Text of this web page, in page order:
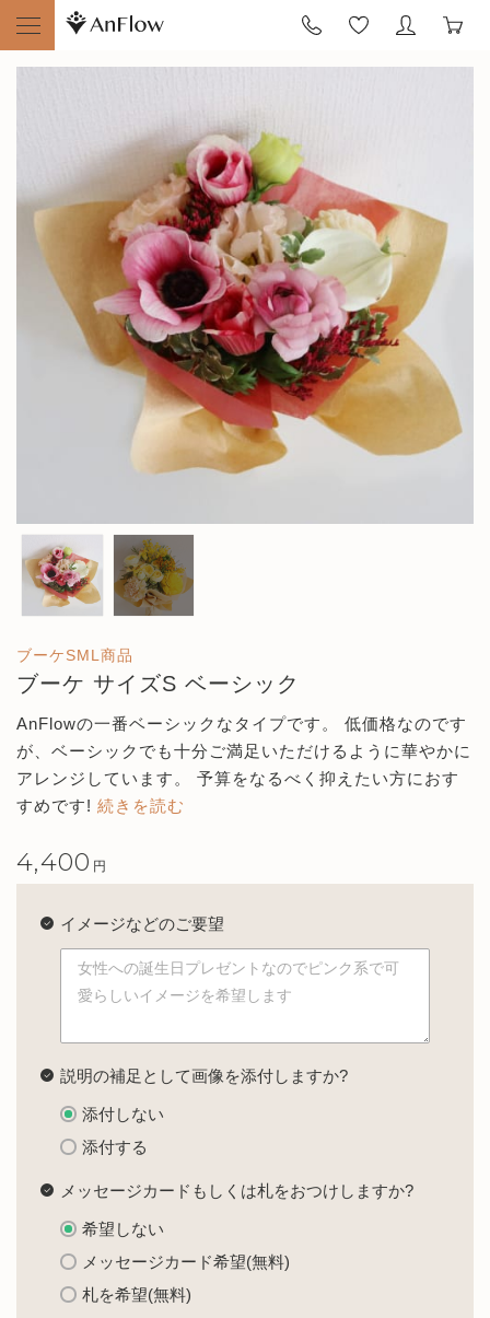
ブーケSML商品
ブーケ サイズS ベーシック
AnFlowの一番ベーシックなタイプです。
低価格なのです
が、ベーシックでも十分ご満足いただけるように華やかに
アレンジしています。
予算をなるべく抑えたい方におす
すめです! 続きを読む
4,400 円
イメージなどのご要望
説明の補足として画像を添付しますか?
添付しない
添付する
メッセージカードもしくは札をおつけしますか?
希望しない
メッセージカード希望(無料)
札を希望(無料)